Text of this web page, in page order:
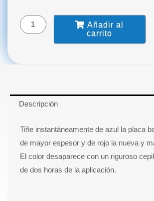
Placa
Bacteriana
Añadir al
carrito
Descripción
Tiñe instantáneamente de azul la placa
de mayor espesor y de rojo la nueva y
El color desaparece con un riguroso
de dos horas de la aplicación.